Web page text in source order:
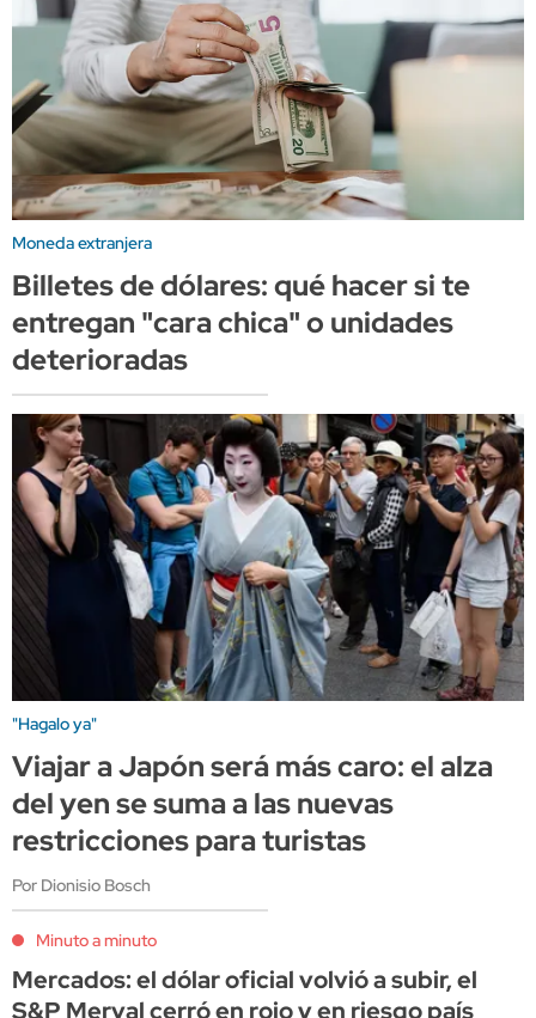
Moneda extranjera
Billetes de dólares: qué hacer si te
entregan "cara chica" o unidades
deterioradas
"Hagalo ya"
Viajar a Japón será más caro: el alza
del yen se suma a las nuevas
restricciones para turistas
Por Dionisio Bosch
Minuto a minuto
Mercados: el dólar oficial volvió a subir, el
S&P Merval cerró en rojo y en riesgo país